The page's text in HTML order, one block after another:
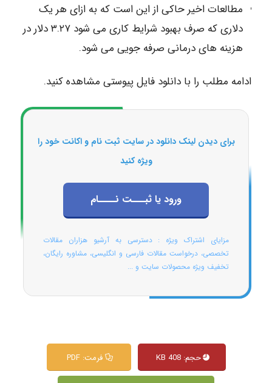
مطالعات اخیر حاکی از این است که به ازای هر یک
دلاری که صرف بهبود شرایط کاری می شود ۳.۲۷ دلار در
هزینه های درمانی صرفه جویی می شود.
ادامه مطلب را با دانلود فایل پیوستی مشاهده کنید.
برای دیدن لینک دانلود در سایت ثبت نام و اکانت خود را
ویژه کنید
ورود یا ثبـــت نــــام
مزایای اشتراک ویژه : دسترسی به آرشیو هزاران مقالات
تخصصی، درخواست مقالات فارسی و انگلیسی، مشاوره رایگان،
تخفیف ویژه محصولات سایت و ...
حجم: 408 KB فرمت: PDF